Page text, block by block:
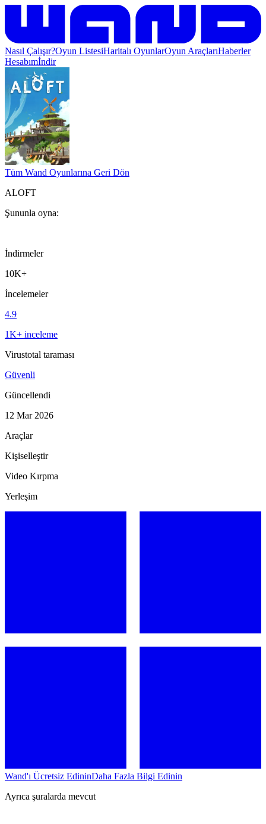
Nasıl Çalışır?Oyun ListesiHaritalı OyunlarOyun AraçlarıHaberler
Hesabımİndir
Tüm Wand Oyunlarına Geri Dön
ALOFT
Şununla oyna:
İndirmeler
10K+
İncelemeler
4.9
1K+ inceleme
Virustotal taraması
Güvenli
Güncellendi
12 Mar 2026
Araçlar
Kişiselleştir
Video Kırpma
Yerleşim
Wand'ı Ücretsiz EdininDaha Fazla Bilgi Edinin
Ayrıca şuralarda mevcut